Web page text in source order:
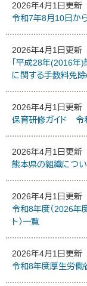
2026年4月1日更新
令和7年8月10日か
2026年4月1日更新
「平成28年(2016年
に関する手数料免
2026年4月1日更新
保育研修ガイド 令
2026年4月1日更新
熊本県の組織につ
2026年4月1日更新
令和8年度（2026年
ト）一覧
2026年4月1日更新
令和8年度厚生労働